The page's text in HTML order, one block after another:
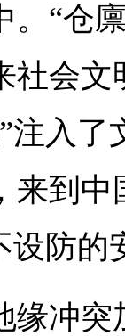
。“仓
社会
注入
来到中
设防的
缘冲